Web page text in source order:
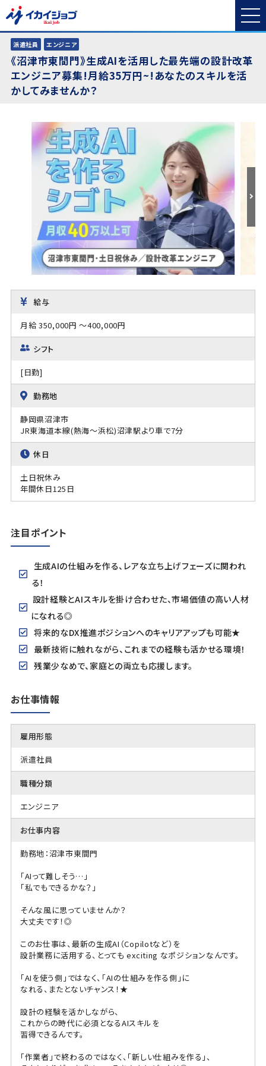
派遣社員 エンジニア
《沼津市東間門》生成AIを活用した最先端の設計改革
エンジニア募集!月給35万円~!あなたのスキルを活
かしてみませんか？
給与
月給 350,000円 ～400,000円
シフト
[日勤]
勤務地
静岡県沼津市
JR東海道本線(熱海～浜松)沼津駅より車で7分
休日
土日祝休み
年間休日125日
注目ポイント
生成AIの仕組みを作る、レアな立ち上げフェーズに関われ
る！
設計経験とAIスキルを掛け合わせた、市場価値の高い人材
になれる◎
将来的なDX推進ポジションへのキャリアアップも可能★
最新技術に触れながら、これまでの経験も活かせる環境！
残業少なめで、家庭との両立も応援します。
お仕事情報
雇用形態
派遣社員
職種分類
エンジニア
お仕事内容
勤務地：沼津市東間門
「AIって難しそう…」
「私でもできるかな？」
そんな風に思っていませんか？
大丈夫です！◎
このお仕事は、最新の生成AI（Copilotなど）を
設計業務に活用する、とっても exciting なポジションなんです。
「AIを使う側」ではなく、「AIの仕組みを作る側」に
なれる、またとないチャンス！★
設計の経験を活かしながら、
これからの時代に必須となるAIスキルを
習得できるんです。
「作業者」で終わるのではなく、「新しい仕組みを作る」、